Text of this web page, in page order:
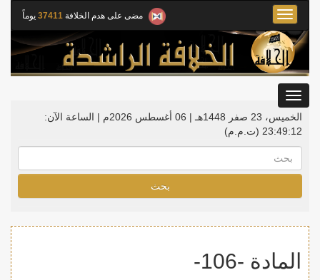
مضى على هدم الخلافة 37411 يوماً
Toggle
navigation
الخميس، 23 صفر 1448هـ | 06 أغسطس 2026م |
الساعة الآن:
23:49:13 (ت.م.م)
بحث
المادة -106-